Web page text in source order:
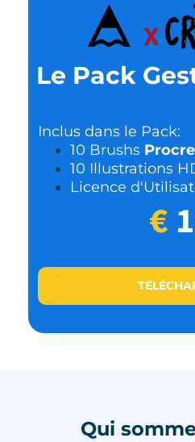
Le Pack
Inclus dans le Pack:
10 Brushs
10 Illustrations
Licence
€
Qui